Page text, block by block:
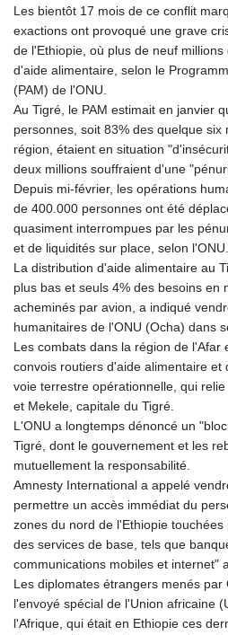
Les bientôt 17 mois de ce conflit
exactions ont provoqué une grave
de l'Ethiopie, où plus de neuf
d'aide alimentaire, selon le
(PAM) de l'ONU.
Au Tigré, le PAM estimait en janvier
personnes, soit 83% des quelque six
région, étaient en situation
deux millions souffraient d'une
Depuis mi-février, les opérations
de 400.000 personnes ont été
quasiment interrompues par les
et de liquidités sur place, selon l'ONU.
La distribution d'aide alimentaire au
plus bas et seuls 4% des besoins en
acheminés par avion, a indiqué
humanitaires de l'ONU (Ocha) dans
Les combats dans la région de l'Afar
convois routiers d'aide alimentaire et
voie terrestre opérationnelle, qui
et Mekele, capitale du Tigré.
L'ONU a longtemps dénoncé un
Tigré, dont le gouvernement et les
mutuellement la responsabilité.
Amnesty International a appelé
permettre un accès immédiat du
zones du nord de l'Ethiopie
des services de base, tels que
communications mobiles et internet"
Les diplomates étrangers menés par
l'envoyé spécial de l'Union africaine
l'Afrique, qui était en Ethiopie ces